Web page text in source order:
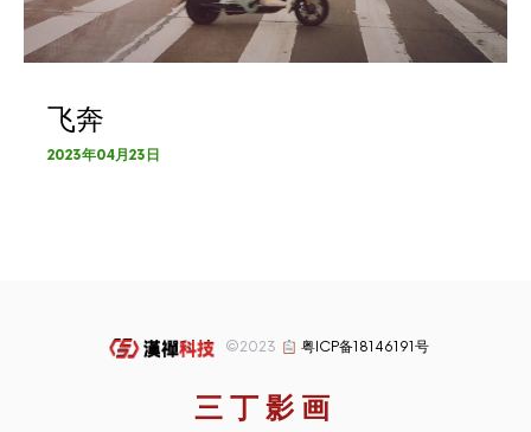
飞奔
2023年04月23日
©2023 粤ICP备18146191号
三丁影画